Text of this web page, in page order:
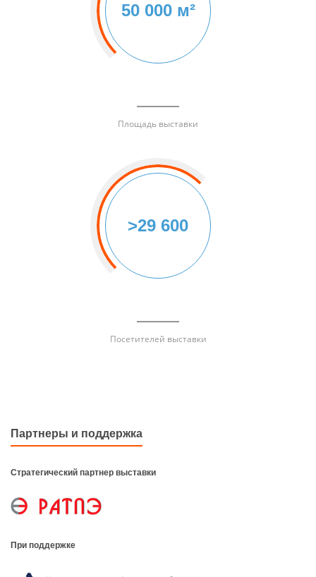
50 000 м²
Площадь выставки
>29 600
Посетителей выставки
Партнеры и поддержка
Стратегический партнер выставки
При поддержке